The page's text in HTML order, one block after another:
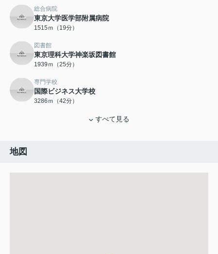
総合病院
東京大学医学部附属病院
1515ｍ（19分）
図書館
東京理科大学神楽坂図書館
1939ｍ（25分）
専門学校
国際ビジネス大学校
3286ｍ（42分）
すべて見る
地図